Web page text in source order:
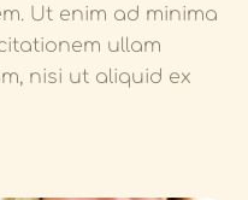
Ut enim ad minima
ullam
nisi ut aliquid ex